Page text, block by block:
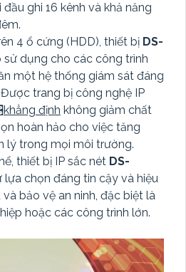
ghi 16 kênh và khả năng
4 ổ cứng (HDD), thiết bị DS-
sử dụng cho các công trình
một hệ thống giám sát đáng
trang bị công nghệ IP
khẳng định không giảm chất
hoàn hảo cho việc tăng
lý trong mọi môi trường.
thiết bị IP sắc nét DS-
lựa chọn đáng tin cậy và hiệu
bảo vệ an ninh, đặc biệt là
hoặc các công trình lớn.